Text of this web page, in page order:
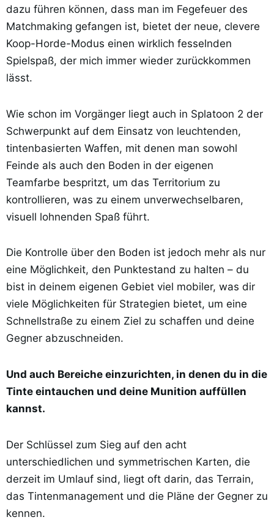
dazu führen können, dass man im Fegefeuer des
Matchmaking gefangen ist, bietet der neue, clevere
Koop-Horde-Modus einen wirklich fesselnden
Spielspaß, der mich immer wieder zurückkommen
lässt.
Wie schon im Vorgänger liegt auch in Splatoon 2 der
Schwerpunkt auf dem Einsatz von leuchtenden,
tintenbasierten Waffen, mit denen man sowohl
Feinde als auch den Boden in der eigenen
Teamfarbe bespritzt, um das Territorium zu
kontrollieren, was zu einem unverwechselbaren,
visuell lohnenden Spaß führt.
Die Kontrolle über den Boden ist jedoch mehr als nur
eine Möglichkeit, den Punktestand zu halten – du
bist in deinem eigenen Gebiet viel mobiler, was dir
viele Möglichkeiten für Strategien bietet, um eine
Schnellstraße zu einem Ziel zu schaffen und deine
Gegner abzuschneiden.
Und auch Bereiche einzurichten, in denen du in die
Tinte eintauchen und deine Munition auffüllen
kannst.
Der Schlüssel zum Sieg auf den acht
unterschiedlichen und symmetrischen Karten, die
derzeit im Umlauf sind, liegt oft darin, das Terrain,
das Tintenmanagement und die Pläne der Gegner zu
kennen.